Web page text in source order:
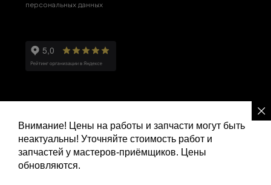
персональных данных
Политика конфиденциальности
Ремонт и сервис Ленд Ровер
Внимание! Цены на работы и запчасти могут быть
неактуальны! Уточняйте стоимость работ и
запчастей у мастеров-приёмщиков. Цены
обновляются.